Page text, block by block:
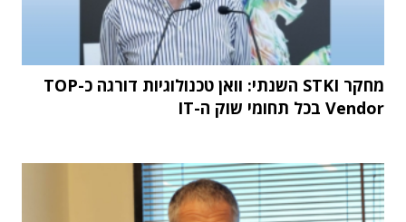
מחקר STKI השנתי: וואן טכנולוגיות דורגה כ-TOP
Vendor בכל תחומי שוק ה-IT